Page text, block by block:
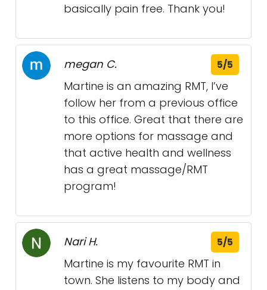
basically pain free. Thank you!
megan C. 5/5
Martine is an amazing RMT, I’ve
follow her from a previous office
to this office. Great that there are
more options for massage and
that active health and wellness
has a great massage/RMT
program!
Nari H. 5/5
Martine is my favourite RMT in
town. She listens to my body and